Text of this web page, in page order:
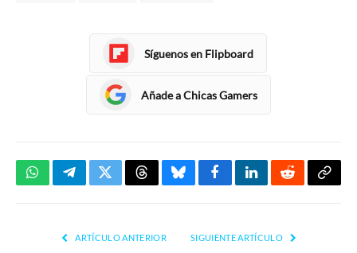
Síguenos en Flipboard
Añade a Chicas Gamers
WhatsAppTelegramTwitterThreadsBlueskyFacebookLinkedInReddit
ARTÍCULO ANTERIOR SIGUIENTE ARTÍCULO